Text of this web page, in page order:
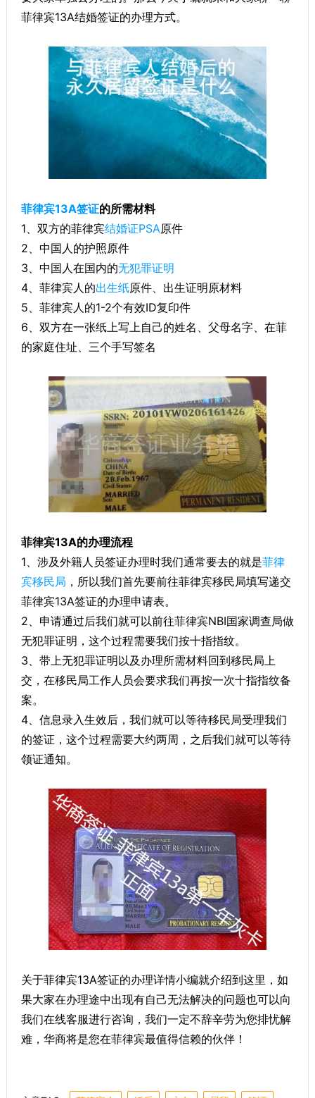
菲律宾13A结婚签证的办理方式。
菲律宾13A签证的所需材料
1、双方的菲律宾结婚证PSA原件
2、中国人的护照原件
3、中国人在国内的无犯罪证明
4、菲律宾人的出生纸原件、出生证明原材料
5、菲律宾人的1-2个有效ID复印件
6、双方在一张纸上写上自己的姓名、父母名字、在菲
的家庭住址、三个手写签名
菲律宾13A的办理流程
1、涉及外籍人员签证办理时我们通常要去的就是菲律
宾移民局 ，所以我们首先要前往菲律宾移民局填写递交
菲律宾13A签证的办理申请表。
2、申请通过后我们就可以前往菲律宾NBI国家调查局做
无犯罪证明，这个过程需要我们按十指指纹。
3、带上无犯罪证明以及办理所需材料回到移民局上
交，在移民局工作人员会要求我们再按一次十指指纹备
案。
4、信息录入生效后，我们就可以等待移民局受理我们
的签证，这个过程需要大约两周，之后我们就可以等待
领证通知。
关于菲律宾13A签证的办理详情小编就介绍到这里，如
果大家在办理途中出现有自己无法解决的问题也可以向
我们在线客服进行咨询，我们一定不辞辛劳为您排忧解
难，华商将是您在菲律宾最值得信赖的伙伴！